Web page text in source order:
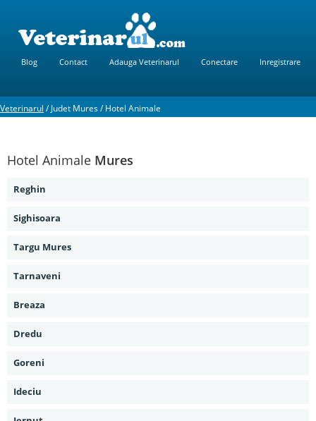
Blog Contact Adauga Veterinarul Conectare Inregistrare
Veterinarul /Judet Mures/Hotel Animale
Hotel Animale Mures
Reghin
Sighisoara
Targu Mures
Tarnaveni
Breaza
Dredu
Goreni
Ideciu